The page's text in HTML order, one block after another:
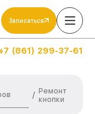
Записаться
(861) 299-37-61
/ Ремонт
кнопки